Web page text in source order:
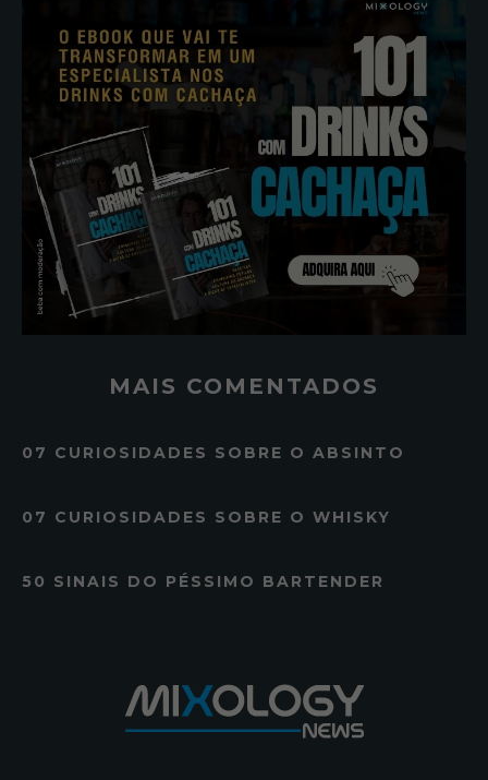
MAIS COMENTADOS
07 CURIOSIDADES SOBRE O ABSINTO
07 CURIOSIDADES SOBRE O WHISKY
50 SINAIS DO PÉSSIMO BARTENDER